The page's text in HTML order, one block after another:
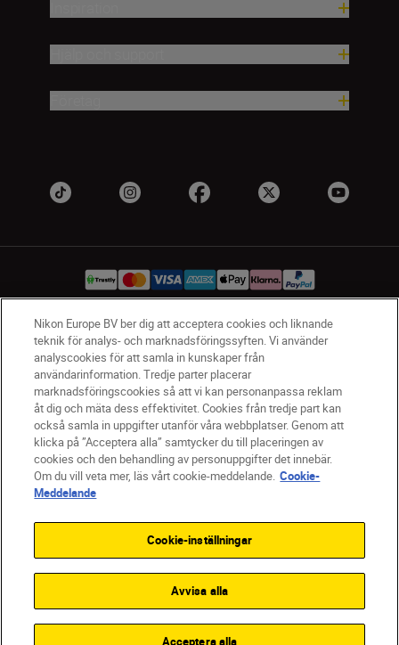
SV Nikon Sites
Kontakta oss
Policydokument om personuppgiftsbehandling
Användningsvillkor
Användarvillkor för Nikon Store
Cookie-meddelande
Tillgänglighet
Cookieinställningar
© 2026 Nikon
SKIP
Nikon Europe BV ber dig att acceptera cookies och liknande
teknik för analys- och marknadsföringssyften. Vi använder
analyscookies för att samla in kunskaper från
användarinformation. Tredje parter placerar
marknadsföringscookies så att vi kan personanpassa reklam
åt dig och mäta dess effektivitet. Cookies från tredje part kan
också samla in uppgifter utanför våra webbplatser. Genom att
klicka på ”Acceptera alla” samtycker du till placeringen av
cookies och den behandling av personuppgifter det innebär.
Om du vill veta mer, läs vårt cookie-meddelande. Cookie-
Meddelande
Cookie-inställningar
Avvisa alla
Acceptera alla